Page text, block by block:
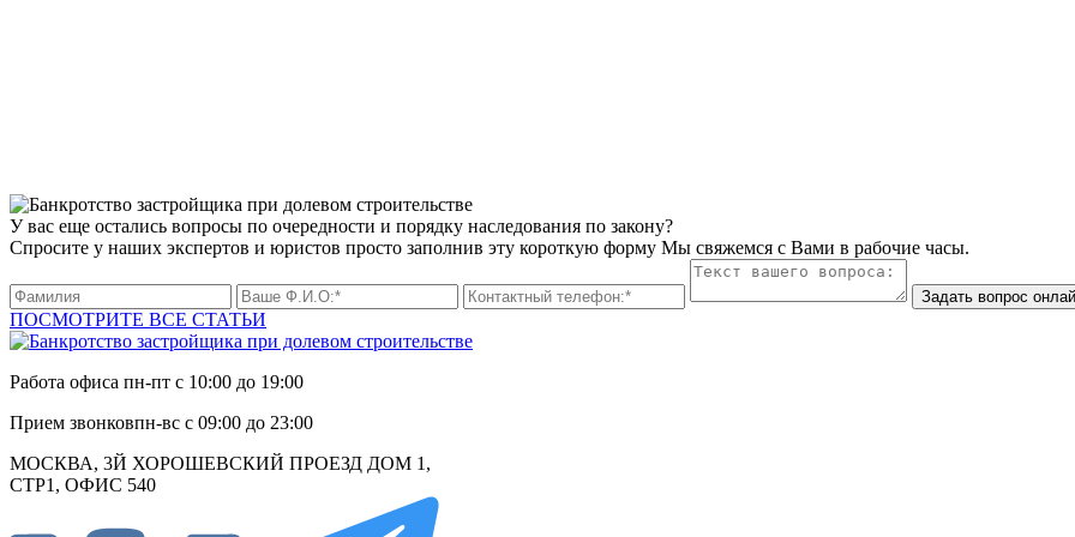
У вас еще остались вопросы по очередности и порядку наследования по закону?
Спросите у наших экспертов и юристов просто заполнив эту короткую форму Мы свяжемся с Вами в рабочие часы.
Задать вопрос
ПОСМОТРИТЕ ВСЕ СТАТЬИ
Работа офиса пн-пт с 10:00 до 19:00
Прием звонковпн-вс с 09:00 до 23:00
МОСКВА, 3Й ХОРОШЕВСКИЙ ПРОЕЗД ДОМ 1,
СТР1, ОФИС 540